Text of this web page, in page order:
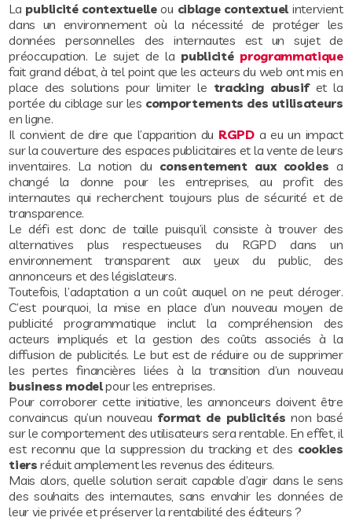
La publicité contextuelleou ciblage contextuelintervient
dans un environnement où la nécessité de protéger les
données personnelles des internautes est un sujet de
préoccupation. Le sujet de la publicité programmatique
fait grand débat, à tel point que les acteurs du web ont mis en
place des solutions pour limiter le tracking abusifet la
portée du ciblage sur les comportements des utilisateurs
en ligne.
Il convient de dire que l’apparition du RGPD a eu un impact
sur la couverture des espaces publicitaires et la vente de leurs
inventaires. La notion du consentement aux cookies a
changé la donne pour les entreprises, au profit des
internautes qui recherchent toujours plus de sécurité et de
transparence.
Le défi est donc de taille puisqu’il consiste à trouver des
alternatives plus respectueuses du RGPD dans un
environnement transparent aux yeux du public, des
annonceurs et des législateurs.
Toutefois, l’adaptation a un coût auquel on ne peut déroger.
C’est pourquoi, la mise en place d’un nouveau moyen de
publicité programmatique inclut la compréhension des
acteurs impliqués et la gestion des coûts associés à la
diffusion de publicités. Le but est de réduire ou de supprimer
les pertes financières liées à la transition d’un nouveau
business modelpour les entreprises.
Pour corroborer cette initiative, les annonceurs doivent être
convaincus qu’un nouveau format de publicités non basé
sur le comportement des utilisateurs sera rentable. En effet, il
est reconnu que la suppression du tracking et des cookies
tiers réduit amplement les revenus des éditeurs.
Mais alors, quelle solution serait capable d’agir dans le sens
des souhaits des internautes, sans envahir les données de
leur vie privée et préserver la rentabilité des éditeurs ?